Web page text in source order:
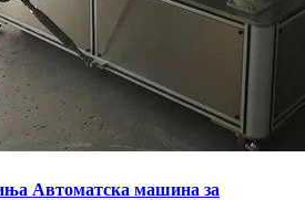
Автоматска машина за